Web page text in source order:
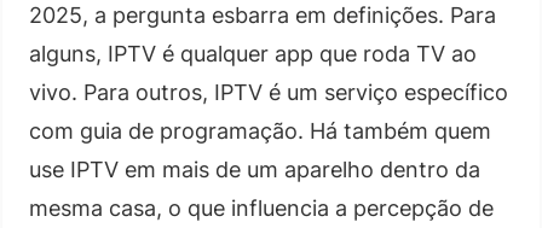
2025, a pergunta esbarra em definições. Para
alguns, IPTV é qualquer app que roda TV ao
vivo. Para outros, IPTV é um serviço específico
com guia de programação. Há também quem
use IPTV em mais de um aparelho dentro da
mesma casa, o que influencia a percepção de